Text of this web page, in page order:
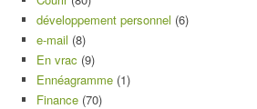
développement personnel (6)
e-mail (8)
En vrac (9)
Ennéagramme (1)
Finance (70)